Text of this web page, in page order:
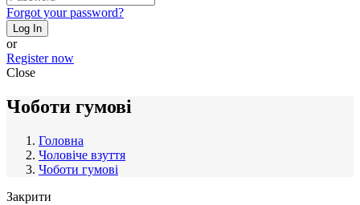
Forgot your password?
Log In
or
Register now
Close
Чоботи гумові
Головна
Чоловіче взуття
Чоботи гумові
Закрити